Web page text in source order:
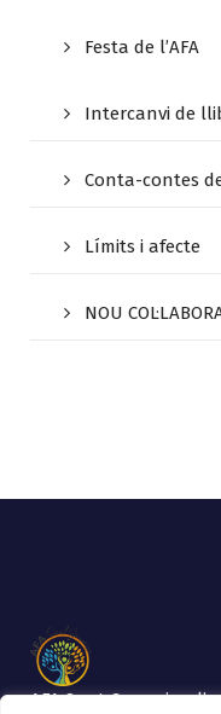
Festa de l’AFA
Intercanvi de
Conta-contes
Límits i afecte
NOU
AFA Sant Gervasi es